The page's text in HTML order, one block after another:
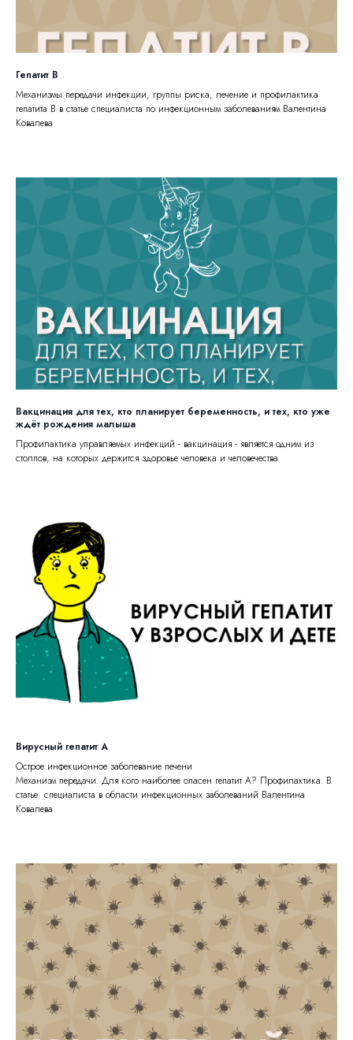
Гепатит В
Механизмы передачи инфекции, группы риска, лечение и профилактика
гепатита В в статье специалиста по инфекционным заболеваниям Валентина
Ковалева
Вакцинация для тех, кто планирует беременность, и тех, кто уже
ждёт рождения малыша
Профилактика управляемых инфекций - вакцинация - является одним из
столпов, на которых держится здоровье человека и человечества.
Вирусный гепатит А
Острое инфекционное заболевание печени
Механизм передачи. Для кого наиболее опасен гепатит А? Профилактика. В
статье специалиста в области инфекционных заболеваний Валентина
Ковалева